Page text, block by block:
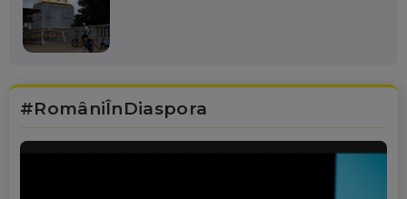
#RomâniÎnDiaspora